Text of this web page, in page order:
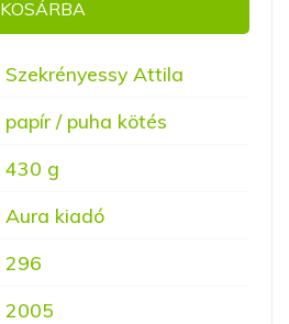
KOSÁRBA
Szekrényessy Attila
papír / puha kötés
430 g
Aura kiadó
296
2005